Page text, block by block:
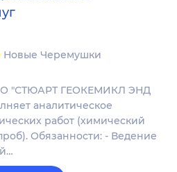
Новые Черемушки
"СТЮАРТ ГЕОКЕМИКЛ ЭНД
аналитическое
работ (химический
Обязанности: - Ведение